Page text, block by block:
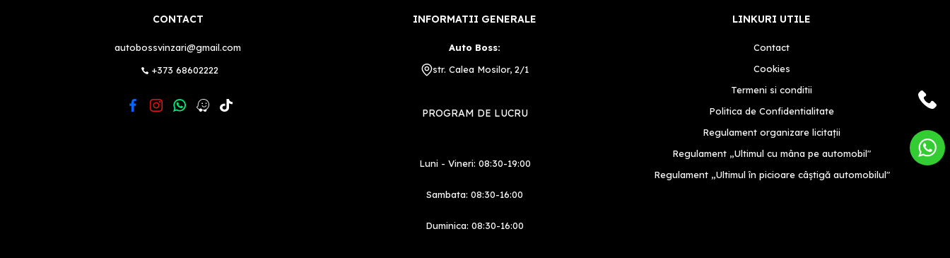
CONTACT
autobossvinzari@gmail.com
+373 68602222
INFORMATII GENERALE
Auto Boss:
str. Calea Mosilor, 2/1
PROGRAM DE LUCRU
Luni - Vineri: 08:30-19:00
Sambata: 08:30-16:00
Duminica: 08:30-16:00
LINKURI UTILE
Contact
Cookies
Termeni si conditii
Politica de Confidentialitate
Regulament organizare licitații
Regulament „Ultimul cu mâna pe automobil"
Regulament „Ultimul în picioare câștigă automobilul"